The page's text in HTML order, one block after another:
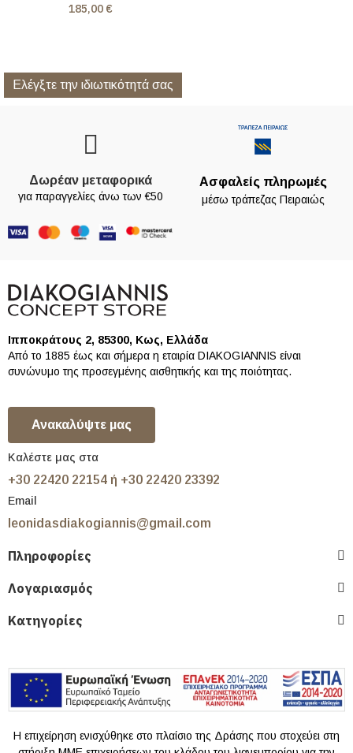
185,00 €
Ελέγξτε την ιδιωτικότητά σας
Δωρέαν μεταφορικά
για παραγγελίες άνω των €50
Ασφαλείς πληρωμές
μέσω τράπεζας Πειραιώς
Ιπποκράτους 2, 85300, Κως, Ελλάδα
Από το 1885 έως και σήμερα η εταιρία DIAKOGIANNIS είναι
συνώνυμο της προσεγμένης αισθητικής και της ποιότητας.
Ανακαλύψτε μας
Καλέστε μας στα
+30 22420 22154 ή +30 22420 23392
Email
leonidasdiakogiannis@gmail.com
Πληροφορίες
Λογαριασμός
Κατηγορίες
Η επιχείρηση ενισχύθηκε στο πλαίσιο της Δράσης που στοχεύει στη